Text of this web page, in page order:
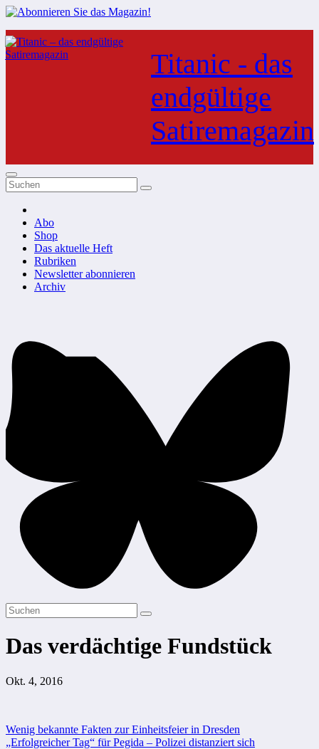
Zum
Inhalt
springen
Titanic - das
endgültige
Satiremagazin
Abo
Shop
Das aktuelle Heft
Rubriken
Newsletter abonnieren
Archiv
Das verdächtige Fundstück
Okt. 4, 2016
Beitragsnavigation
Wenig bekannte Fakten zur Einheitsfeier in Dresden
„Erfolgreicher Tag“ für Pegida – Polizei distanziert sich